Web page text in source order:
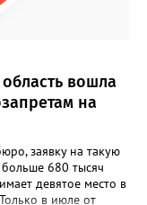
Персональную
и
в оргкомитете,
вошла
на
заявку на такую
больше 680 тысяч
девятое место в
в июле от